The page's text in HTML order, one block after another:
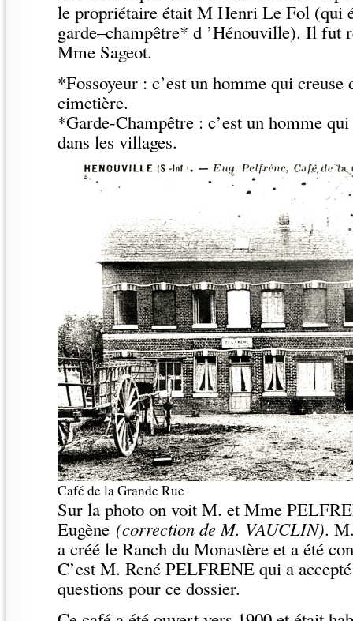
le propriétaire était M Henri Le Fol (qui
garde–champêtre* d ’Hénouville). Il fut
Mme Sageot.
*Fossoyeur : c’est un homme qui creuse
cimetière.
*Garde-Champêtre : c’est un homme
dans les villages.
Café de la Grande Rue
Sur la photo on voit M. et Mme
Eugène (correction de M. VAUCLIN).
a créé le Ranch du Monastère et a été
C’est M. René PELFRENE qui a
questions pour ce dossier.